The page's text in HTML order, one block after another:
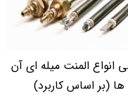
انواع المنت میله ای آن
ها (بر اساس کاربرد)